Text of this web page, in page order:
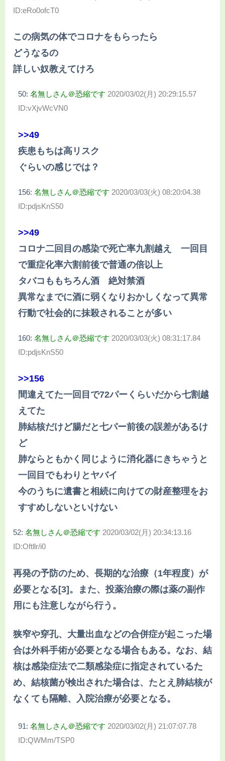
ID:eRo0ofcT0
この病気の体でコロナをもらったら
どうなるの
詳しい奴教えてけろ
50: 名無しさん＠恐縮です 2020/03/02(月) 20:29:15.57
ID:vXjvWcVN0
>>49
疾患もちは高リスク
ぐらいの感じでは？
156: 名無しさん＠恐縮です 2020/03/03(火) 08:20:04.38
ID:pdjsKnS50
>>49
コロナ二回目の感染で死亡率九割越え 一回目
で重症化率六割前後で普通の倍以上
タバコももちろん酒 絶対禁酒
異常なまでに酒に弱くなりおかしくなって異常
行動で社会的に抹殺されることが多い
160: 名無しさん＠恐縮です 2020/03/03(火) 08:31:17.84
ID:pdjsKnS50
>>156
間違えてた一回目で72パーくらいだから七割越
えてた
肺結核だけど腸だと七パー前後の誤差があるけ
ど
肺ならともかく同じように消化器にきちゃうと
一回目でもわりとヤバイ
今のうちに遺書と相続に向けての財産整理をお
すすめしないといけない
52: 名無しさん＠恐縮です 2020/03/02(月) 20:34:13.16
ID:Oftllr/i0
再発の予防のため、長期的な治療（1年程度）が
必要となる[3]。また、投薬治療の際は薬の副作
用にも注意しながら行う。
狭窄や穿孔、大量出血などの合併症が起こった場
合は外科手術が必要となる場合もある。なお、結
核は感染症法で二類感染症に指定されているた
め、結核菌が検出された場合は、たとえ肺結核が
なくても隔離、入院治療が必要となる。
91: 名無しさん＠恐縮です 2020/03/02(月) 21:07:07.78
ID:QWMm/TSP0